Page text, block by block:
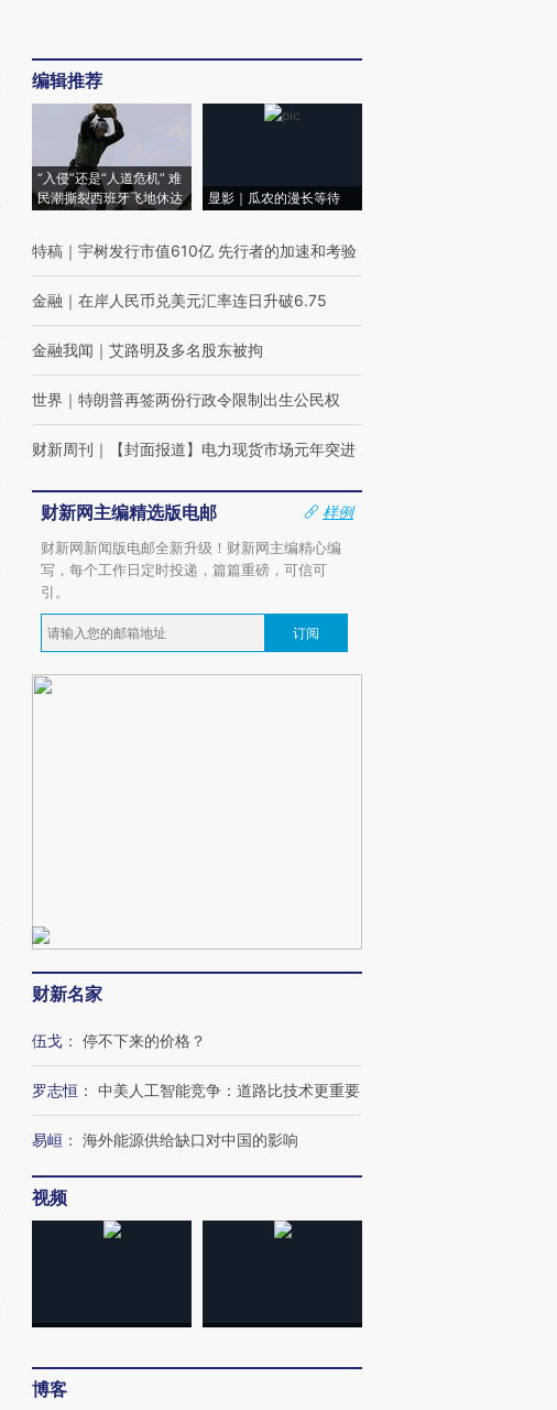
编辑推荐
“入侵”还是“人道危机” 难
民潮撕裂西班牙飞地休达
显影｜瓜农的漫长等待
特稿 ｜ 宇树发行市值610亿 先行者的加速和考验
金融 ｜ 在岸人民币兑美元汇率连日升破6.75
金融我闻 ｜ 艾路明及多名股东被拘
世界 ｜ 特朗普再签两份行政令限制出生公民权
财新周刊 ｜ 【封面报道】电力现货市场元年突进
财新网主编精选版电邮
样例
财新网新闻版电邮全新升级！财新网主编精心编
写，每个工作日定时投递，篇篇重磅，可信可
引。
订阅
财新名家
伍戈 ： 停不下来的价格？
罗志恒 ： 中美人工智能竞争：道路比技术更重要
易峘 ： 海外能源供给缺口对中国的影响
视频
博客